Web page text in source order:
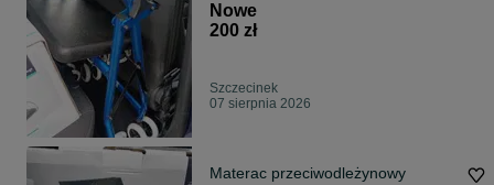
Nowe
200 zł
Szczecinek
07 sierpnia 2026
Materac przeciwodleżynowy